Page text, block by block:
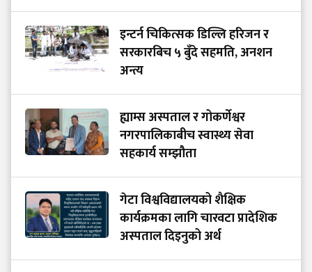
इन्टर्न चिकित्सक डिल्लि हरिजन र
सरकारबिच ५ बुँदे सहमति, अनशन
अन्त्य
ह्याम्स अस्पताल र गोकर्णेश्वर
नगरपालिकाबीच स्वास्थ्य सेवा
सहकार्य सम्झौता
गेटा विश्वविद्यालयको शैक्षिक
कार्यक्रमका लागि चारवटा प्रादेशिक
अस्पताल दिइनुको अर्थ